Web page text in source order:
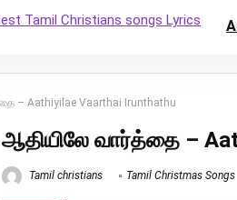
– Aathiyilae Vaarthai Irunthathu
ஆதியிலே வார்த்தை –
Tamil christians Tamil Christmas Songs